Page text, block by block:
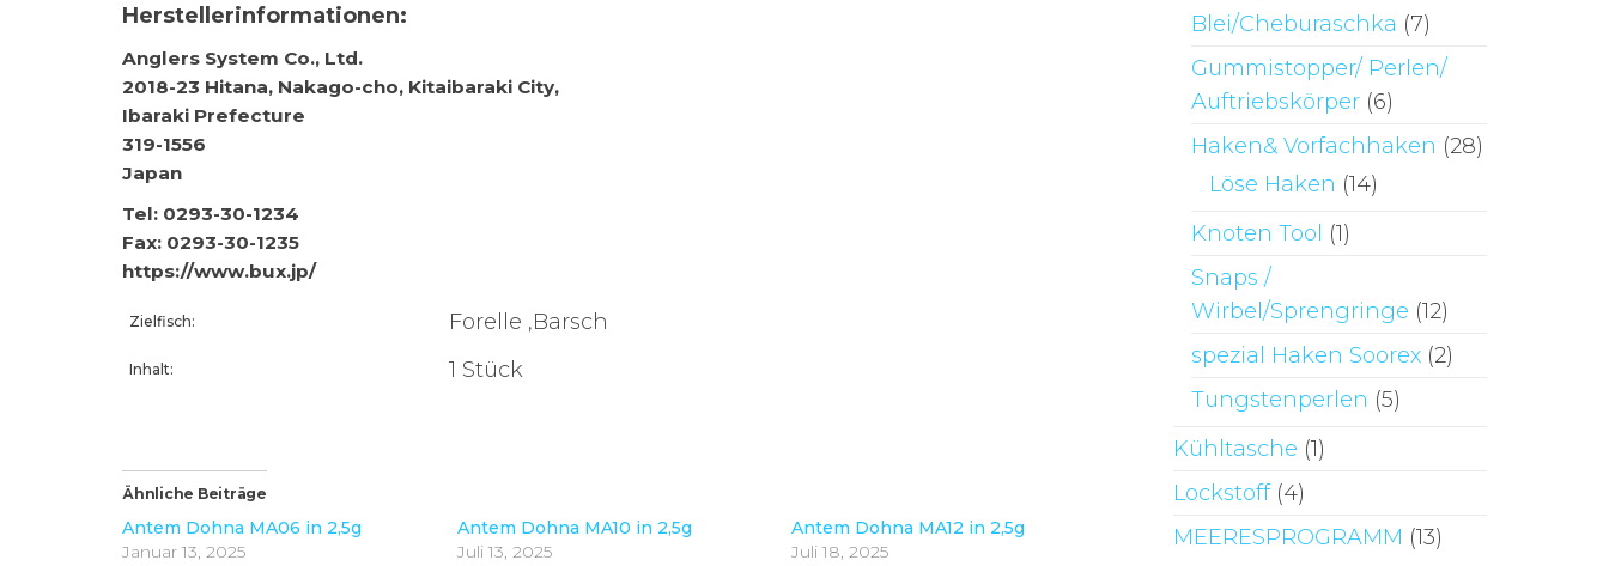
Herstellerinformationen:
Anglers System Co., Ltd.
2018-23 Hitana, Nakago-cho, Kitaibaraki City,
Ibaraki Prefecture
319-1556
Japan
Tel: 0293-30-1234
Fax: 0293-30-1235
https://www.bux.jp/
Zielfisch: Forelle ,Barsch
Inhalt: 1 Stück
Ähnliche Beiträge
Antem Dohna MA06 in 2,5g
Januar 13, 2025
Antem Dohna MA10 in 2,5g
Juli 13, 2025
Antem Dohna MA12 in 2,5g
Juli 18, 2025
Blei/Cheburaschka (7)
Gummistopper/ Perlen/
Auftriebskörper (6)
Haken& Vorfachhaken (28)
Löse Haken (14)
Knoten Tool (1)
Snaps /
Wirbel/Sprengringe (12)
spezial Haken Soorex (2)
Tungstenperlen (5)
Kühltasche (1)
Lockstoff (4)
MEERESPROGRAMM (13)